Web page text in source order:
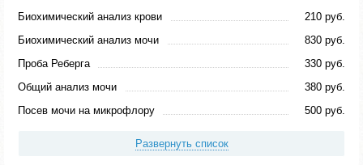
Биохимический анализ крови
210 руб.
Биохимический анализ мочи
830 руб.
Проба Реберга
330 руб.
Общий анализ мочи
380 руб.
Посев мочи на микрофлору
500 руб.
Развернуть список